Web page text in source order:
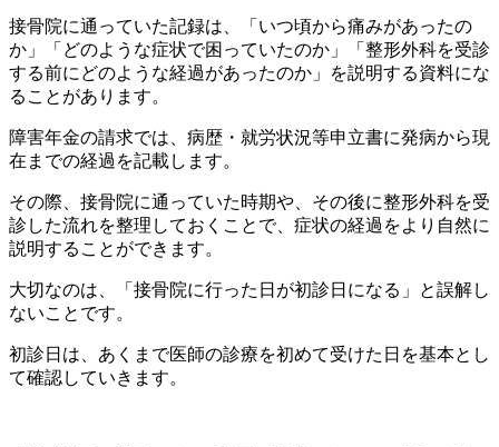
接骨院に通っていた記録は、「いつ頃から痛みがあったの
か」「どのような症状で困っていたのか」「整形外科を受診
する前にどのような経過があったのか」を説明する資料にな
ることがあります。
障害年金の請求では、病歴・就労状況等申立書に発病から現
在までの経過を記載します。
その際、接骨院に通っていた時期や、その後に整形外科を受
診した流れを整理しておくことで、症状の経過をより自然に
説明することができます。
大切なのは、「接骨院に行った日が初診日になる」と誤解し
ないことです。
初診日は、あくまで医師の診療を初めて受けた日を基本とし
て確認していきます。